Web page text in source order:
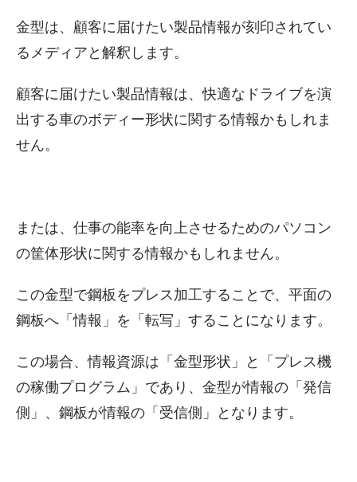
金型は、顧客に届けたい製品情報が刻印されてい
るメディアと解釈します。
顧客に届けたい製品情報は、快適なドライブを演
出する車のボディー形状に関する情報かもしれま
せん。
または、仕事の能率を向上させるためのパソコン
の筐体形状に関する情報かもしれません。
この金型で鋼板をプレス加工することで、平面の
鋼板へ「情報」を「転写」することになります。
この場合、情報資源は「金型形状」と「プレス機
の稼働プログラム」であり、金型が情報の「発信
側」、鋼板が情報の「受信側」となります。